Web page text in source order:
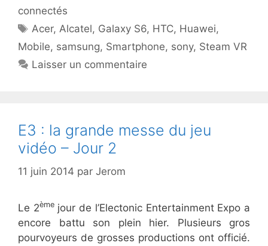
connectés
Étiquettes
Acer,Alcatel, Galaxy S6, HTC, Huawei,
Mobile, samsung, Smartphone, sony, Steam VR
Laisser un commentaire
E3 : la grande messe du jeu
vidéo – Jour 2
11 juin 2014 par Jerom
Le 2èmejour de l’Electonic Entertainment Expo a
encore battu son plein hier. Plusieurs gros
pourvoyeurs de grosses productions ont officié.